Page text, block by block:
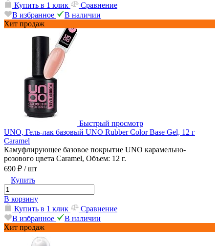
Купить в 1 клик
Сравнение
В избранное
В наличии
Хит продаж
Быстрый просмотр
UNO, Гель-лак базовый UNO Rubber Color Base Gel, 12 г
Caramel
Камуфлирующее базовое покрытие UNO карамельно-
розового цвета Caramel, Объем: 12 г.
690 ₽ / шт
Купить
В корзину
Купить в 1 клик
Сравнение
В избранное
В наличии
Хит продаж